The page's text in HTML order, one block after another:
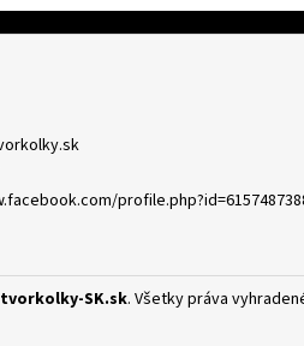
SK.sk. Všetky práva